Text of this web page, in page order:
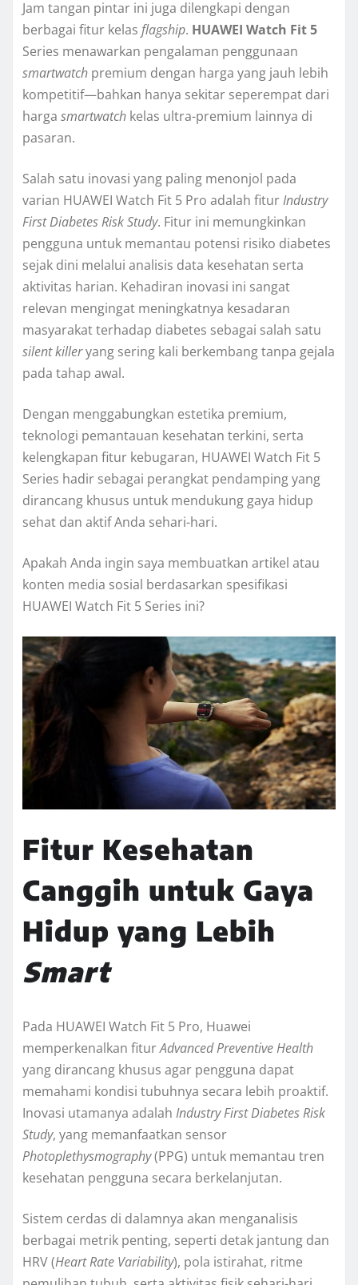
Jam tangan pintar ini juga dilengkapi dengan
berbagai fitur kelas flagship. HUAWEI Watch Fit 5
Series menawarkan pengalaman penggunaan
smartwatch premium dengan harga yang jauh lebih
kompetitif—bahkan hanya sekitar seperempat dari
harga smartwatch kelas ultra-premium lainnya di
pasaran.
Salah satu inovasi yang paling menonjol pada
varian HUAWEI Watch Fit 5 Pro adalah fiturIndustry
First Diabetes Risk Study. Fitur ini memungkinkan
pengguna untuk memantau potensi risiko diabetes
sejak dini melalui analisis data kesehatan serta
aktivitas harian. Kehadiran inovasi ini sangat
relevan mengingat meningkatnya kesadaran
masyarakat terhadap diabetes sebagai salah satu
silent killeryang sering kali berkembang tanpa gejala
pada tahap awal.
Dengan menggabungkan estetika premium,
teknologi pemantauan kesehatan terkini, serta
kelengkapan fitur kebugaran, HUAWEI Watch Fit 5
Series hadir sebagai perangkat pendamping yang
dirancang khusus untuk mendukung gaya hidup
sehat dan aktif Anda sehari-hari.
Apakah Anda ingin saya membuatkan artikel atau
konten media sosial berdasarkan spesifikasi
HUAWEI Watch Fit 5 Series ini?
Fitur Kesehatan
Canggih untuk Gaya
Hidup yang Lebih
Smart
Pada HUAWEI Watch Fit 5 Pro, Huawei
memperkenalkan fiturAdvanced Preventive Health
yang dirancang khusus agar pengguna dapat
memahami kondisi tubuhnya secara lebih proaktif.
Inovasi utamanya adalah Industry First Diabetes Risk
Study, yang memanfaatkan sensor
Photoplethysmography(PPG) untuk memantau tren
kesehatan pengguna secara berkelanjutan.
Sistem cerdas di dalamnya akan menganalisis
berbagai metrik penting, seperti detak jantung dan
HRV (Heart Rate Variability), pola istirahat, ritme